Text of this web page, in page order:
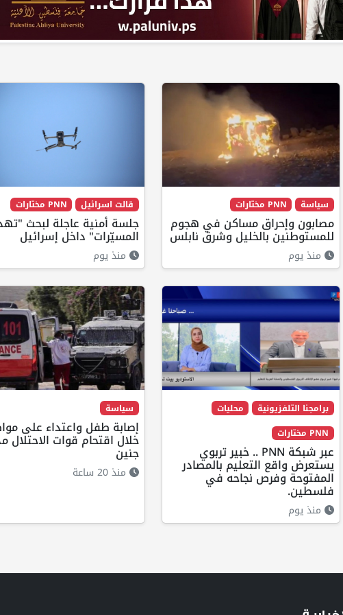
سياسة PNN مختارات
مصابون وإحراق مساكن في هجوم
للمستوطنين بالخليل وشرق نابلس
منذ يوم
قالت اسرائيل PNN مختارات
جلسة أمنية عاجلة لبحث
المسيّرات" داخل إسرائيل
منذ يوم
برامجنا التلفزيونية
محليات
PNN مختارات
عبر شبكة PNN .. خبير تربوي
يستعرض واقع التعليم بالمصادر
المفتوحة وفرص نجاحه في
فلسطين.
منذ يوم
سياسة
إصابة طفل واعتداء على
خلال اقتحام قوات الاحتلال
جنين
منذ 20 ساعة